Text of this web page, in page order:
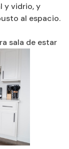
y vidrio, y
al espacio.
sala de estar